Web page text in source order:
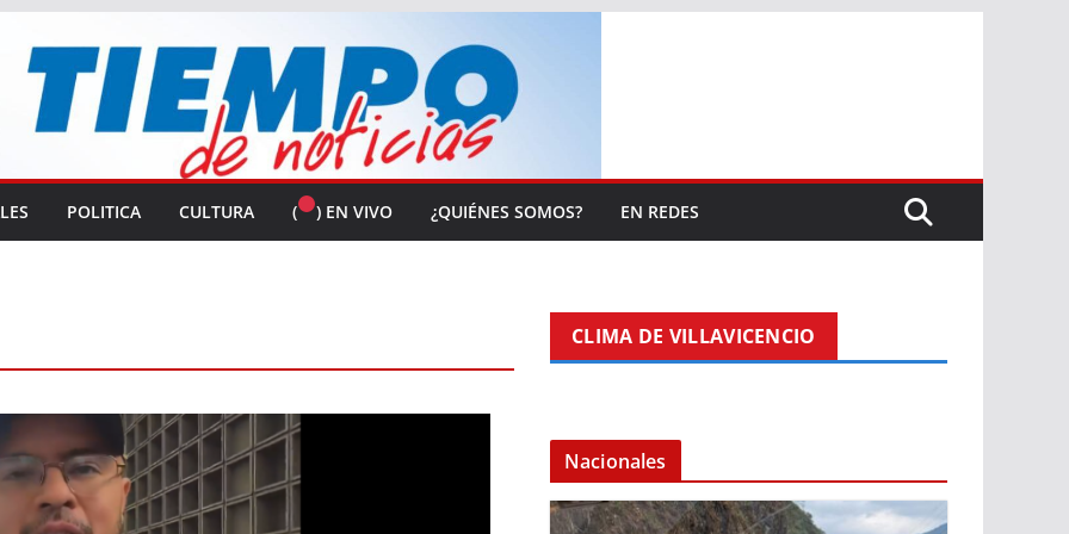
POLITICA CULTURA ( ) EN VIVO ¿QUIÉNES SOMOS? EN REDES
CLIMA DE VILLAVICENCIO
Nacionales